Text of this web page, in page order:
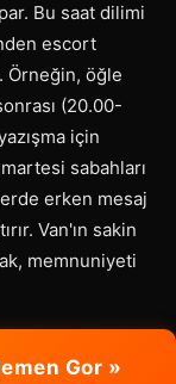
Bu saat dilimi
escort
Örneğin, öğle
(20.00-
için
sabahları
erken mesaj
Van'ın sakin
memnuniyeti
Gor »